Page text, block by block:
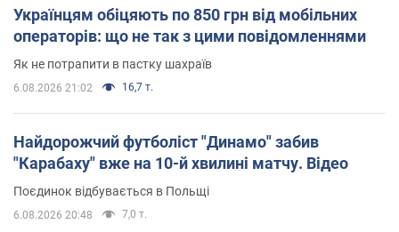
Українцям обіцяють по 850 грн від мобільних
операторів: що не так з цими повідомленнями
Як не потрапити в пастку шахраїв
6.08.2026 21:02 16,7 т.
Найдорожчий футболіст "Динамо" забив
"Карабаху" вже на 10-й хвилині матчу. Відео
Поєдинок відбувається в Польщі
6.08.2026 20:48 7,0 т.